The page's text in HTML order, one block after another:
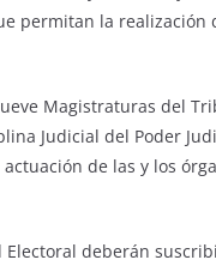
permitan la realización
Magistraturas del
Judicial del Poder
de las y los
deberán